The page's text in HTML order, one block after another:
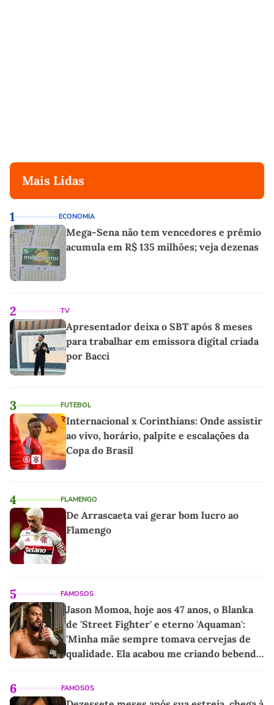
Mais Lidas
1 ECONOMIA
Mega-Sena não tem vencedores e prêmio
acumula em R$ 135 milhões; veja dezenas
2 TV
Apresentador deixa o SBT após 8 meses
para trabalhar em emissora digital criada
por Bacci
3 FUTEBOL
Internacional x Corinthians: Onde assistir
ao vivo, horário, palpite e escalações da
Copa do Brasil
4 FLAMENGO
De Arrascaeta vai gerar bom lucro ao
Flamengo
5 FAMOSOS
Jason Momoa, hoje aos 47 anos, o Blanka
de 'Street Fighter' e eterno 'Aquaman':
'Minha mãe sempre tomava cervejas de
qualidade. Ela acabou me criando bebendo
6 FAMOSOS